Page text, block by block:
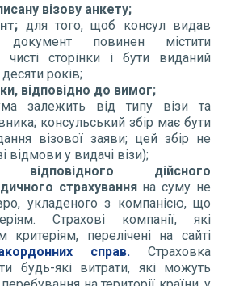
візову анкету;
для того, щоб консул видав
документ повинен містити
сторінки і бути виданий
років;
відповідно до вимог;
залежить від типу візи та
консульський збір має бути
візової заяви; цей збір не
відмови у видачі візи);
відповідного дійсного
страхуванняна суму не
укладеного з компанією, що
Страхові компанії, які
критеріям, перелічені на сайті
справ. Страховка
будь-які витрати, які можуть